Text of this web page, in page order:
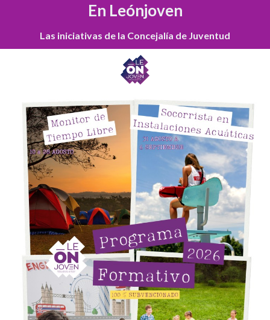
En Leónjoven
Las iniciativas de la Concejalía de Juventud